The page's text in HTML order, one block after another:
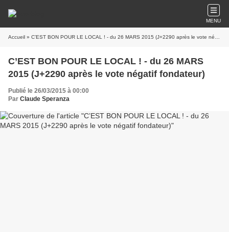
MENU
Accueil » C’EST BON POUR LE LOCAL ! - du 26 MARS 2015 (J+2290 après le vote négatif fondateur)
C’EST BON POUR LE LOCAL ! - du 26 MARS
2015 (J+2290 après le vote négatif fondateur)
Publié le 26/03/2015 à 00:00
Par Claude Speranza